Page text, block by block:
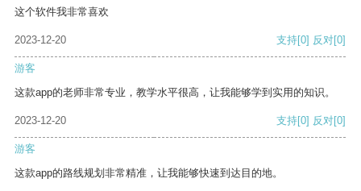
这个软件我非常喜欢
2023-12-20 支持[0] 反对[0]
游客
这款app的老师非常专业，教学水平很高，让我能够学到实用的知识。
2023-12-20 支持[0] 反对[0]
游客
这款app的路线规划非常精准，让我能够快速到达目的地。